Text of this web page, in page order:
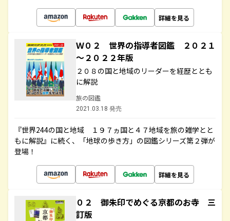
詳細を見る
Ｗ０２ 世界の指導者図鑑 ２０２１
～２０２２年版
２０８の国と地域のリーダーを経歴ととも
に解説
旅の図鑑
2021.03.18 発売
『世界244の国と地域 １９７ヵ国と４７地域を旅の雑学とと
もに解説』に続く、「地球の歩き方」の図鑑シリーズ第２弾が
登場！
詳細を見る
０２ 御朱印でめぐる京都のお寺 三
訂版